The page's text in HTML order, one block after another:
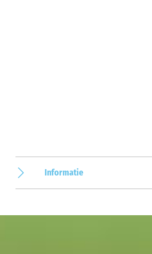
Informatie